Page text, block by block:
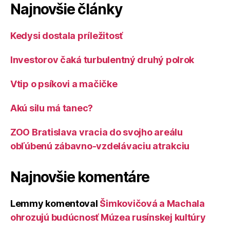
Najnovšie články
Kedysi dostala príležitosť
Investorov čaká turbulentný druhý polrok
Vtip o psíkovi a mačičke
Akú silu má tanec?
ZOO Bratislava vracia do svojho areálu
obľúbenú zábavno-vzdelávaciu atrakciu
Najnovšie komentáre
Lemmy komentoval Šimkovičová a Machala
ohrozujú budúcnosť Múzea rusínskej kultúry